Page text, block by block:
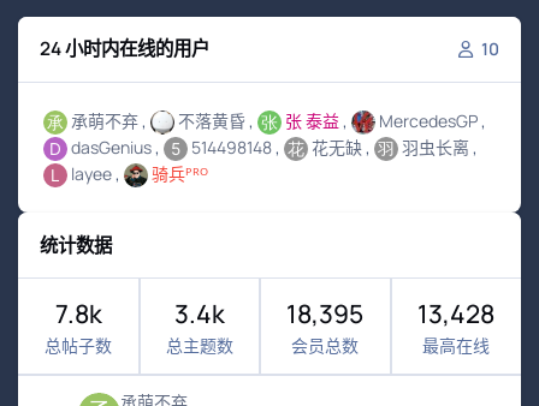
24 小时内在线的用户 10
承萌不弃 不落黄昏 张 泰益
MercedesGP
dasGenius
514498148 花无缺
羽虫长离
layee
骑兵ᴾᴿᴼ
统计数据
7.8k
总帖子数
3.4k
总主题数
18,395
会员总数
13,428
最高在线